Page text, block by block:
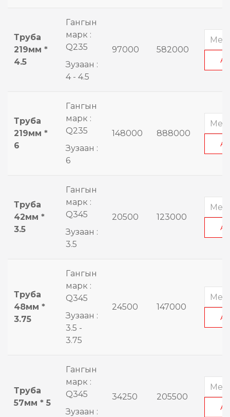
Труба
219мм *
4.5
Гангын
марк :
Q235
Зузаан :
4 - 4.5
97000 582000
Труба
219мм *
6
Гангын
марк :
Q235
Зузаан :
6
148000 888000
Труба
42мм *
3.5
Гангын
марк :
Q345
Зузаан :
3.5
20500 123000
Труба
48мм *
3.75
Гангын
марк :
Q345
Зузаан :
3.5 -
3.75
24500 147000
Труба
57мм * 5
Гангын
марк :
Q345
Зузаан :
34250 205500